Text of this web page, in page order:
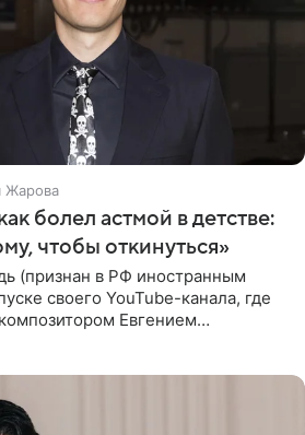
Жарова
болел астмой в детстве:
чтобы откинуться»
(признан в РФ иностранным
своего YouTube-канала, где
Евгением